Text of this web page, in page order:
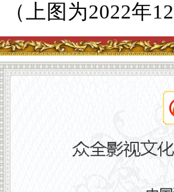
（上图为2022年